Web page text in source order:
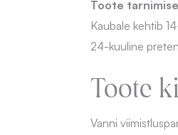
Toote
Kaubale kehtib
24-kuuline
Toote
Vanni